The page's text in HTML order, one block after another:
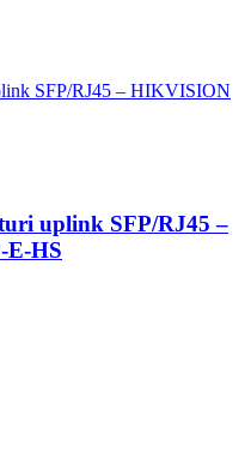
uplink SFP/RJ45 –
E-HS